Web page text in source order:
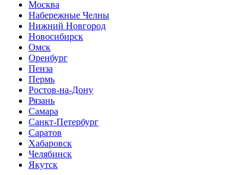
Москва
Набережные Челны
Нижний Новгород
Новосибирск
Омск
Оренбург
Пенза
Пермь
Ростов-на-Дону
Рязань
Самара
Санкт-Петербург
Саратов
Хабаровск
Челябинск
Якутск